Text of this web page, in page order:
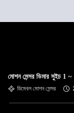
মোশন সেন্সর ডিমার সুইচ 1
ডিমেবল মোশন সেন্সর